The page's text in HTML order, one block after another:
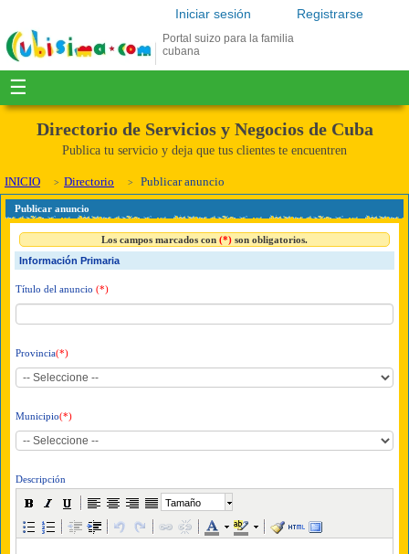
Registrarse
Iniciar sesión
Portal suizo para la familia
cubana
☰
Directorio de Servicios y Negocios de Cuba
Publica tu servicio y deja que tus clientes te encuentren
INICIO Directorio Publicar anuncio
Publicar anuncio
Los campos marcados con (*) son obligatorios.
Información Primaria
Título del anuncio (*)
Provincia(*)
Municipio(*)
Descripción
Tamaño